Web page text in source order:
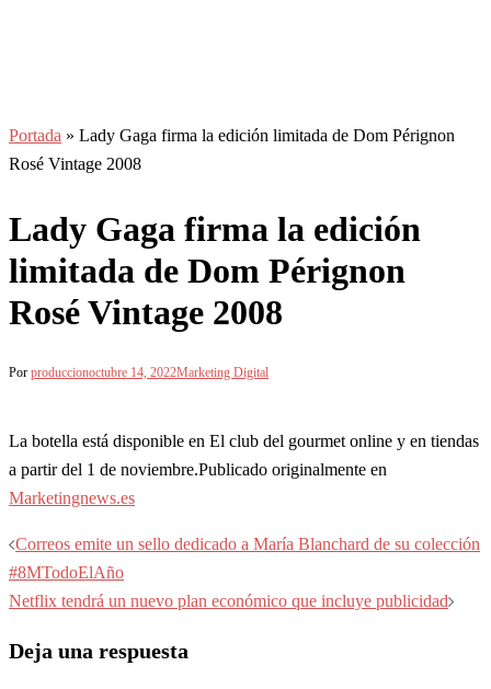
Portada » Lady Gaga firma la edición limitada de Dom Pérignon
Rosé Vintage 2008
Lady Gaga firma la edición
limitada de Dom Pérignon
Rosé Vintage 2008
Por produccionoctubre 14, 2022Marketing Digital
La botella está disponible en El club del gourmet online y en tiendas
a partir del 1 de noviembre.Publicado originalmente en
Marketingnews.es
Navegación
de
entradas
Correos emite un sello dedicado a María Blanchard de su colección
#8MTodoElAño
Netflix tendrá un nuevo plan económico que incluye publicidad
Deja una respuesta